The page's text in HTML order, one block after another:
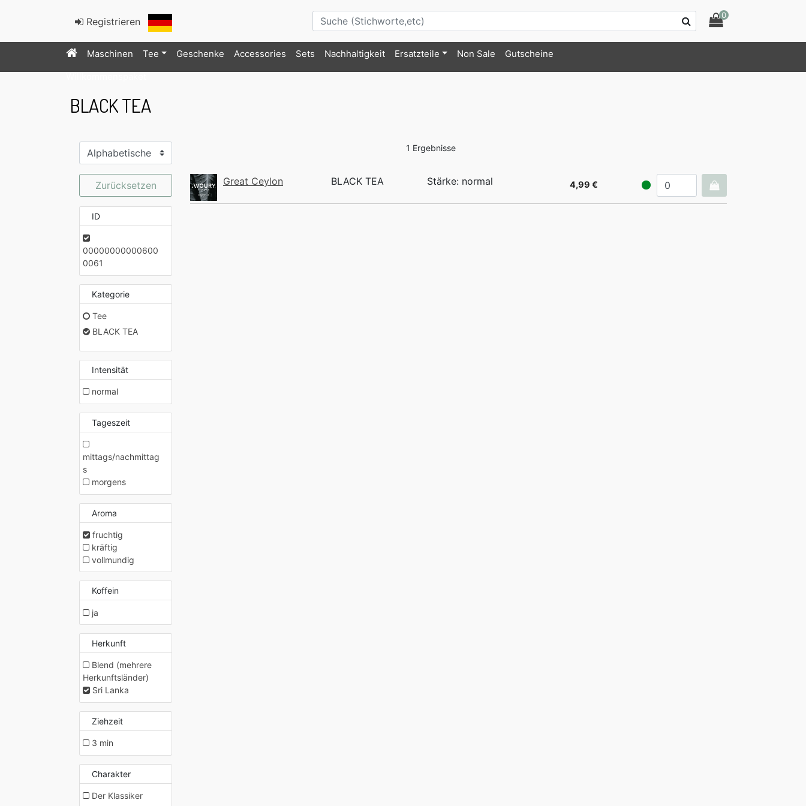
Registrieren
0
Maschinen Tee Geschenke Accessories Sets Nachhaltigkeit Ersatzteile Non Sale Gutscheine
BLACK TEA
1 Ergebnisse
Zurücksetzen
ID
00000000000600
0061
Kategorie
Tee
BLACK TEA
Intensität
normal
Tageszeit
mittags/nachmittag
s
morgens
Aroma
fruchtig
kräftig
vollmundig
Koffein
ja
Herkunft
Blend (mehrere
Herkunftsländer)
Sri Lanka
Ziehzeit
3 min
Charakter
Der Klassiker
Great Ceylon BLACK TEA Stärke: normal 4,99 €